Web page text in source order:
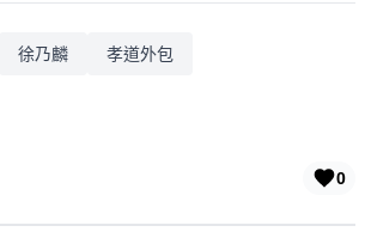
徐乃麟 孝道外包
0